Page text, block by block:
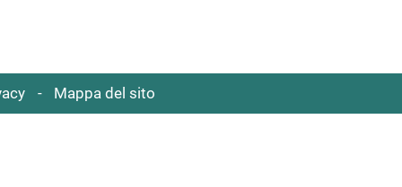
Mappa del sito